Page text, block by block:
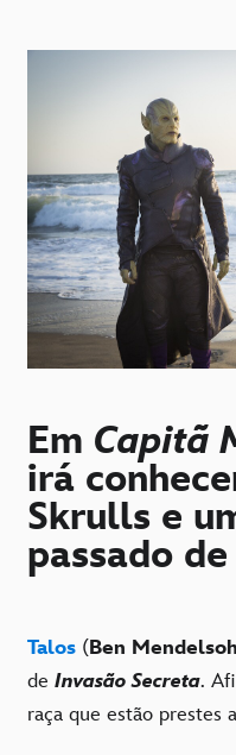
Em Capitã
irá
Skrulls e
passado
Talos (Ben
de Invasão Secreta.
raça que estão prestes